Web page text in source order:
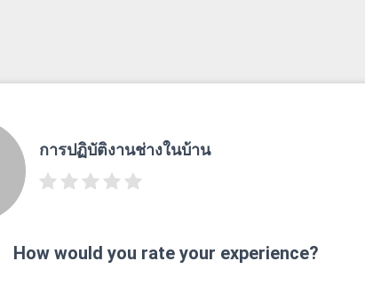
การปฏิบัติงานช่างในบ้าน
How would you rate your experience?